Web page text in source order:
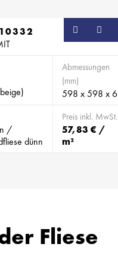
Abmessungen
(mm)
598 x 598 x 6
/
dünn
Preis inkl. MwSt.
57,83 € /
m²
Fliese